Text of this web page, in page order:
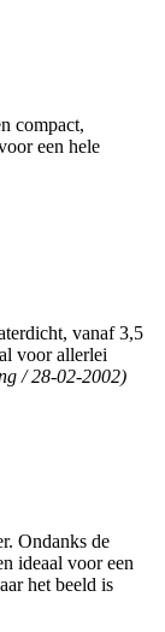
compact,
een hele
vanaf 3,5
voor allerlei
/ 28-02-2002)
Ondanks de
ideaal voor een
het beeld is